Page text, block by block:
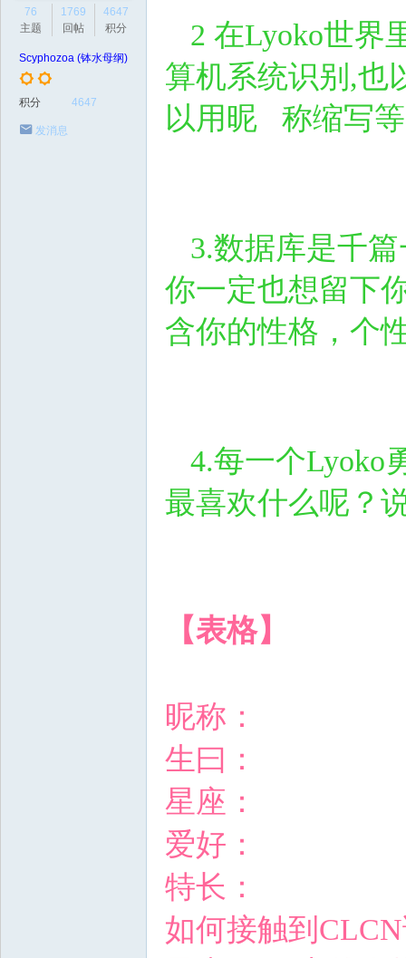
76
主题
1769
回帖
4647
积分
Scyphozoa (钵水母纲)
积分 4647
发消息
2 在Lyoko世界
算机系统识别 ,也
以用昵 称缩写等
3.数据库是千
你一定也想留下
含你的性格 ， 个
4.每一个Lyoko
最喜欢什么呢 ？
【表格】
昵称：
生曰：
星座：
爱好：
特长：
如何接触到 CLCN